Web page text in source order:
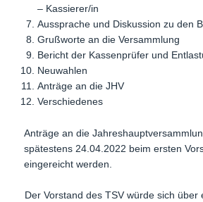
– Kassierer/in
Aussprache und Diskussion zu den
Grußworte an die Versammlung
Bericht der Kassenprüfer und
Neuwahlen
Anträge an die JHV
Verschiedenes
Anträge an die
spätestens 24.04.2022 beim ersten
eingereicht werden.
Der Vorstand des TSV würde sich über